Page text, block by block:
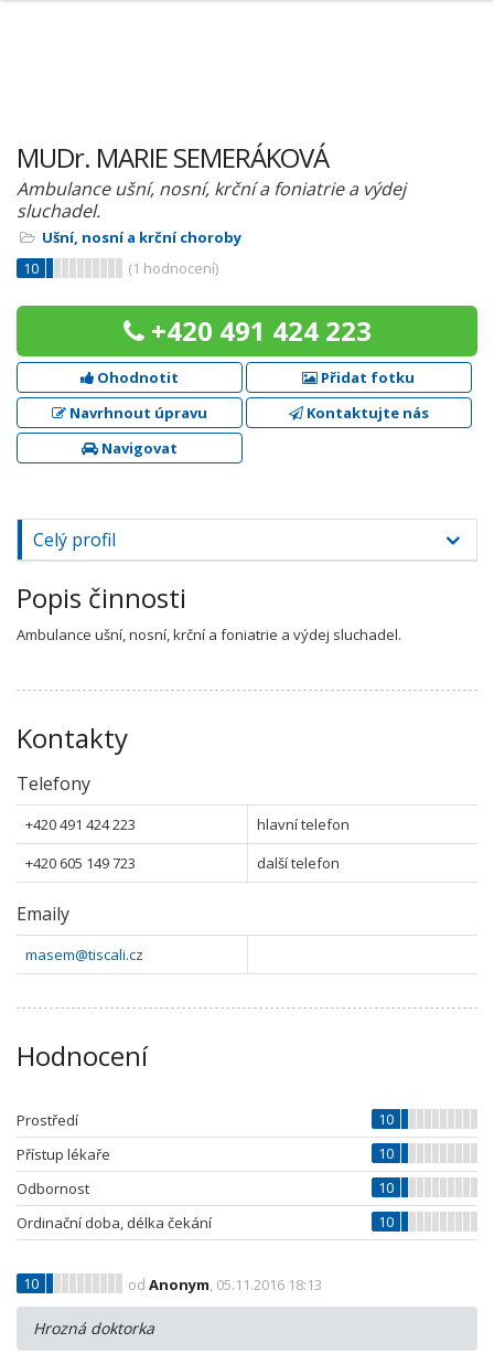
MUDr. MARIE SEMERÁKOVÁ
Ambulance ušní, nosní, krční a foniatrie a výdej
sluchadel.
Ušní, nosní a krční choroby
10
(1 hodnocení)
+420 491 424 223
Ohodnotit
Přidat fotku
Navrhnout úpravu
Kontaktujte nás
Navigovat
Celý profil
Popis činnosti
Ambulance ušní, nosní, krční a foniatrie a výdej sluchadel.
Kontakty
Telefony
+420 491 424 223
hlavní telefon
+420 605 149 723
další telefon
Emaily
masem@tiscali.cz
Hodnocení
Prostředí
10
Přístup lékaře
10
Odbornost
10
Ordinační doba, délka čekání
10
10 od Anonym, 05.11.2016 18:13
Hrozná doktorka